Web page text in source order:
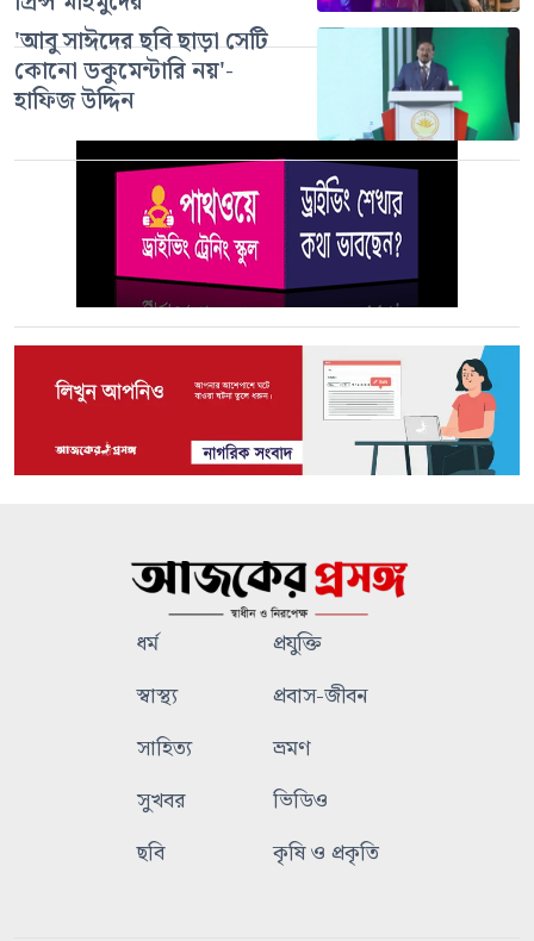
'আবু সাঈদের ছবি ছাড়া সেটি
কোনো ডকুমেন্টারি নয়'-
হাফিজ উদ্দিন
ধর্ম
প্রযুক্তি
স্বাস্থ্য
প্রবাস-জীবন
সাহিত্য
ভ্রমণ
সুখবর
ভিডিও
ছবি
কৃষি ও প্রকৃতি